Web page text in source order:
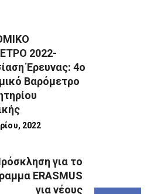
2022-
Έρευνας: 4ο
Βαρόμετρο
2022
για το
ERASMUS
για νέους